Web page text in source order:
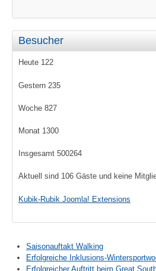
Besucher
Heute 122
Gestern 235
Woche 827
Monat 1300
Insgesamt 500264
Aktuell sind 106 Gäste und keine
Kubik-Rubik Joomla! Extensions
Saisonauftakt Walking
Erfolgreiche Inklusions-
Erfolgreicher Auftritt beim Great